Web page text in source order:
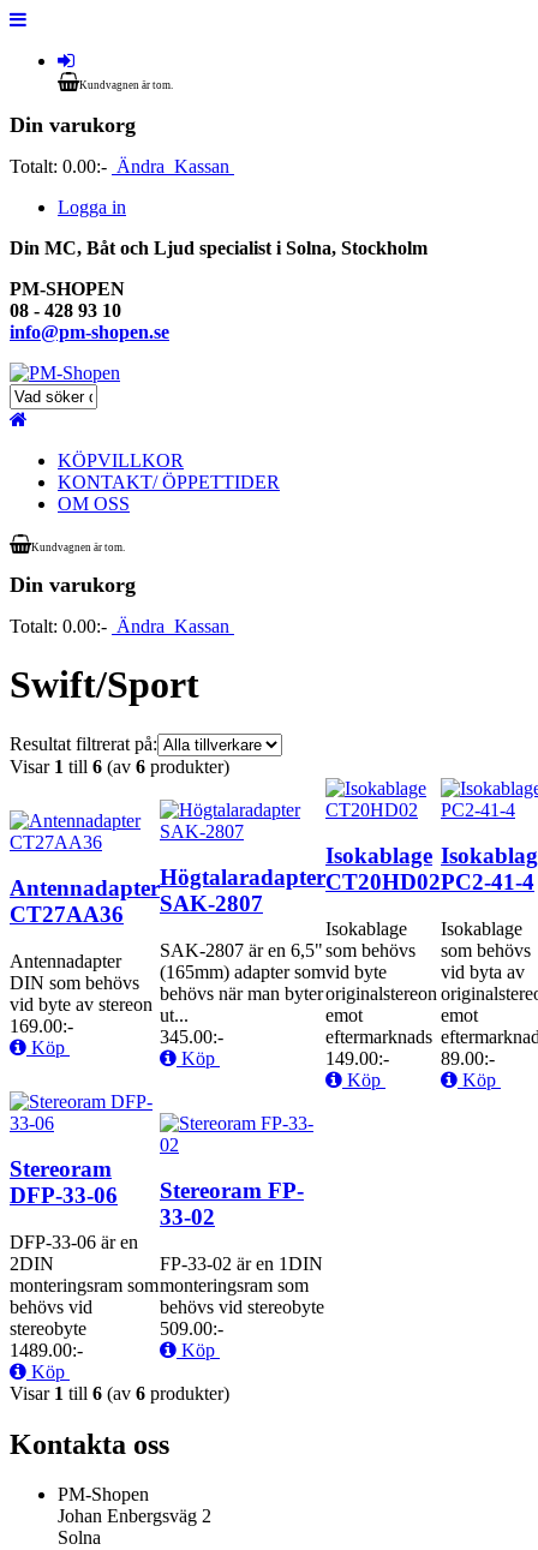
Kundvagnen är tom.
Din varukorg
Totalt: 0.00:- Ändra Kassan
Logga in
Din MC, Båt och Ljud specialist i Solna, Stockholm
PM-SHOPEN
08 - 428 93 10
info@pm-shopen.se
KÖPVILLKOR
KONTAKT/ ÖPPETTIDER
OM OSS
Kundvagnen är tom.
Din varukorg
Totalt: 0.00:- Ändra Kassan
Swift/Sport
Resultat filtrerat på:
Visar 1 till 6 (av 6 produkter)
Antennadapter
CT27AA36
Antennadapter
DIN som behövs
vid byte av stereon
169.00:-
Köp
Högtalaradapter
SAK-2807
SAK-2807 är en 6,5"
(165mm) adapter som
behövs när man byter
ut...
345.00:-
Köp
Isokablage
CT20HD02
Isokablage
som behövs
vid byte
originalstereon
emot
eftermarknads
149.00:-
Köp
PC2-41-4
Isokablage
som behövs
vid byta av
emot
89.00:-
Köp
Stereoram
DFP-33-06
DFP-33-06 är en
2DIN
monteringsram som
behövs vid
stereobyte
1489.00:-
Köp
Stereoram FP-
33-02
FP-33-02 är en 1DIN
monteringsram som
behövs vid stereobyte
509.00:-
Köp
Visar 1 till 6 (av 6 produkter)
Kontakta oss
PM-Shopen
Johan Enbergsväg 2
Solna